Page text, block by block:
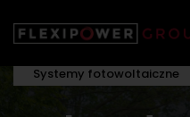
Systemy fotowoltaiczne